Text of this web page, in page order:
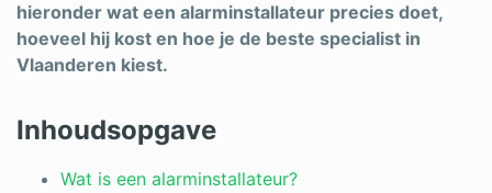
Tegelzetter
Vochtbestrijding
Warmtepomp
hieronder wat een alarminstallateur precies doet,
hoeveel hij kost en hoe je de beste specialist in
Vlaanderen kiest.
Inhoudsopgave
Wat is een alarminstallateur?